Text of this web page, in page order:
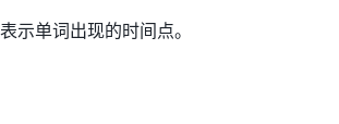
示单词出现的时间点。